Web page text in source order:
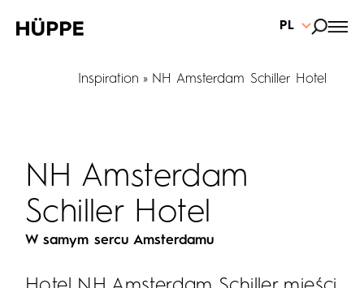
PL
Inspiration NH Amsterdam Schiller Hotel
NH Amsterdam
Schiller Hotel
W samym sercu Amsterdamu